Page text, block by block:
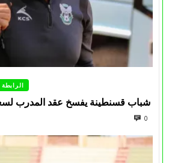
شباب قسنطينة يفسخ عقد المدرب
0